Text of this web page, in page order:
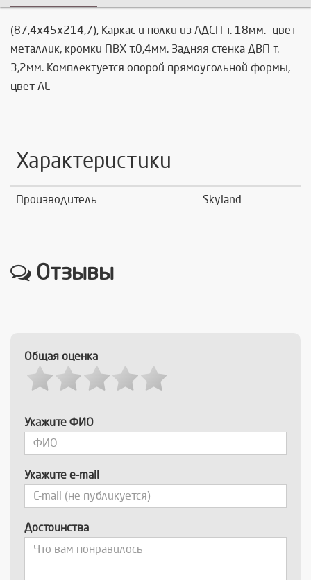
(87,4х45х214,7), Каркас и полки из ЛДСП т. 18мм. -цвет
металлик, кромки ПВХ т.0,4мм. Задняя стенка ДВП т.
3,2мм. Комплектуется опорой прямоугольной формы,
цвет AL
Характеристики
Производитель Skyland
Отзывы
Общая оценка
Укажите ФИО
Укажите e-mail
Достоинства